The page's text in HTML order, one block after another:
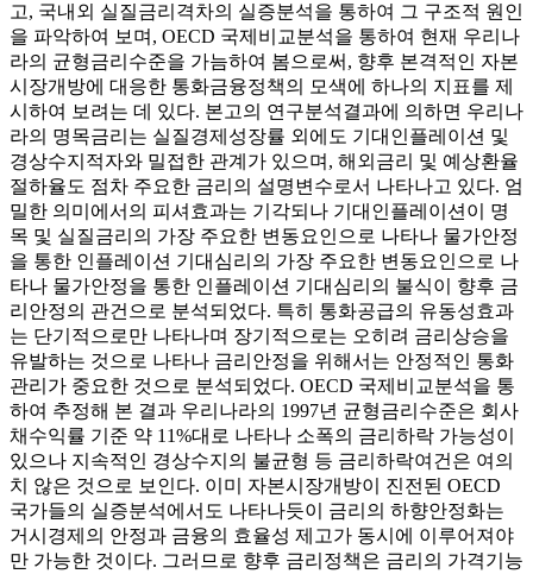
고, 국내외 실질금리격차의 실증분석을 통하여 그 구조적 원인
을 파악하여 보며, OECD 국제비교분석을 통하여 현재 우리나
라의 균형금리수준을 가늠하여 봄으로써, 향후 본격적인 자본
시장개방에 대응한 통화금융정책의 모색에 하나의 지표를 제
시하여 보려는 데 있다. 본고의 연구분석결과에 의하면 우리나
라의 명목금리는 실질경제성장률 외에도 기대인플레이션 및
경상수지적자와 밀접한 관계가 있으며, 해외금리 및 예상환율
절하율도 점차 주요한 금리의 설명변수로서 나타나고 있다. 엄
밀한 의미에서의 피셔효과는 기각되나 기대인플레이션이 명
목 및 실질금리의 가장 주요한 변동요인으로 나타나 물가안정
을 통한 인플레이션 기대심리의 가장 주요한 변동요인으로 나
타나 물가안정을 통한 인플레이션 기대심리의 불식이 향후 금
리안정의 관건으로 분석되었다. 특히 통화공급의 유동성효과
는 단기적으로만 나타나며 장기적으로는 오히려 금리상승을
유발하는 것으로 나타나 금리안정을 위해서는 안정적인 통화
관리가 중요한 것으로 분석되었다. OECD 국제비교분석을 통
하여 추정해 본 결과 우리나라의 1997년 균형금리수준은 회사
채수익률 기준 약 11%대로 나타나 소폭의 금리하락 가능성이
있으나 지속적인 경상수지의 불균형 등 금리하락여건은 여의
치 않은 것으로 보인다. 이미 자본시장개방이 진전된 OECD
국가들의 실증분석에서도 나타나듯이 금리의 하향안정화는
거시경제의 안정과 금융의 효율성 제고가 동시에 이루어져야
만 가능한 것이다. 그러므로 향후 금리정책은 금리의 가격기능